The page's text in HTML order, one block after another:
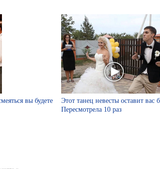
вы будете
Этот танец невесты оставит вас
Пересмотрела 10 раз